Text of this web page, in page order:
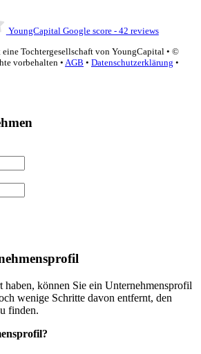
YoungCapital Google score - 42 reviews
Tochtergesellschaft von YoungCapital • ©
vorbehalten • AGB • Datenschutzerklärung •
haben, können Sie ein Unternehmensprofil
wenige Schritte davon entfernt, den
finden.